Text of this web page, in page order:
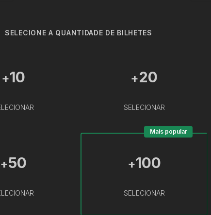
SELECIONE A QUANTIDADE DE BILHETES
+10 +20
SELECIONAR
+50 +100
SELECIONAR
Mais popular